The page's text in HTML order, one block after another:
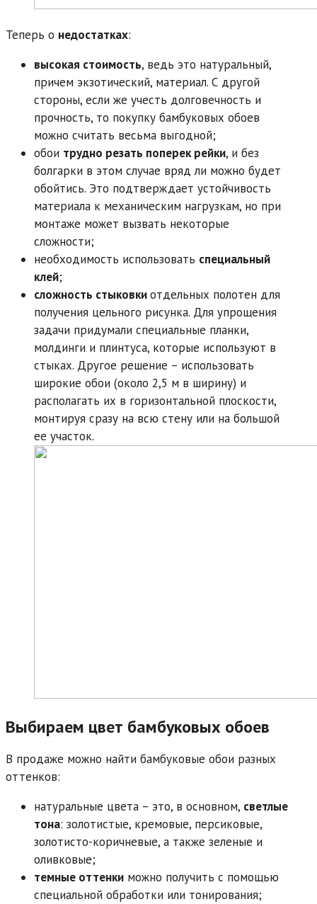
Теперь о недостатках:
высокая стоимость, ведь это натуральный,
причем экзотический, материал. С другой
стороны, если же учесть долговечность и
прочность, то покупку бамбуковых обоев
можно считать весьма выгодной;
обои трудно резать поперек рейки, и без
болгарки в этом случае вряд ли можно будет
обойтись. Это подтверждает устойчивость
материала к механическим нагрузкам, но при
монтаже может вызвать некоторые
сложности;
необходимость использовать специальный
клей;
сложность стыковкиотдельных полотен для
получения цельного рисунка. Для упрощения
задачи придумали специальные планки,
молдинги и плинтуса, которые используют в
стыках. Другое решение – использовать
широкие обои (около 2,5 м в ширину) и
располагать их в горизонтальной плоскости,
монтируя сразу на всю стену или на большой
ее участок.
Выбираем цвет бамбуковых обоев
В продаже можно найти бамбуковые обои разных
оттенков:
натуральные цвета – это, в основном, светлые
тона: золотистые, кремовые, персиковые,
золотисто-коричневые, а также зеленые и
оливковые;
темные оттенки можно получить с помощью
специальной обработки или тонирования;